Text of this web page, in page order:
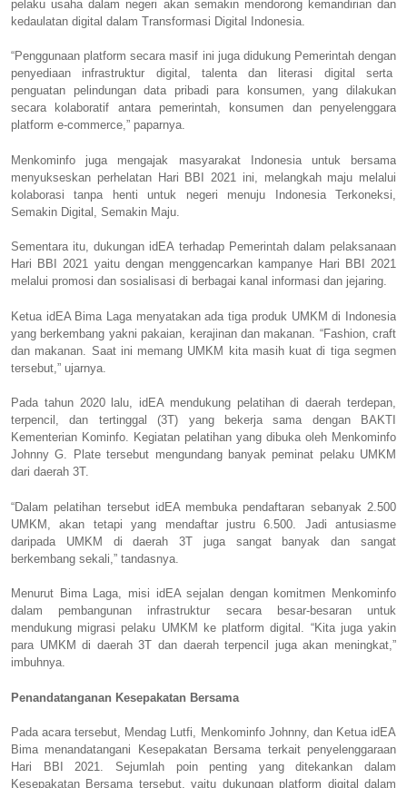
pelaku usaha dalam negeri akan semakin mendorong kemandirian dan
kedaulatan digital dalam Transformasi Digital Indonesia.
“Penggunaan platform secara masif ini juga didukung Pemerintah dengan
penyediaan infrastruktur digital, talenta dan literasi digital serta
penguatan pelindungan data pribadi para konsumen, yang dilakukan
secara kolaboratif antara pemerintah, konsumen dan penyelenggara
platform e-commerce,” paparnya.
Menkominfo juga mengajak masyarakat Indonesia untuk bersama
menyukseskan perhelatan Hari BBI 2021 ini, melangkah maju melalui
kolaborasi tanpa henti untuk negeri menuju Indonesia Terkoneksi,
Semakin Digital, Semakin Maju.
Sementara itu, dukungan idEA terhadap Pemerintah dalam pelaksanaan
Hari BBI 2021 yaitu dengan menggencarkan kampanye Hari BBI 2021
melalui promosi dan sosialisasi di berbagai kanal informasi dan jejaring.
Ketua idEA Bima Laga menyatakan ada tiga produk UMKM di Indonesia
yang berkembang yakni pakaian, kerajinan dan makanan. “Fashion, craft
dan makanan. Saat ini memang UMKM kita masih kuat di tiga segmen
tersebut,” ujarnya.
Pada tahun 2020 lalu, idEA mendukung pelatihan di daerah terdepan,
terpencil, dan tertinggal (3T) yang bekerja sama dengan BAKTI
Kementerian Kominfo. Kegiatan pelatihan yang dibuka oleh Menkominfo
Johnny G. Plate tersebut mengundang banyak peminat pelaku UMKM
dari daerah 3T.
“Dalam pelatihan tersebut idEA membuka pendaftaran sebanyak 2.500
UMKM, akan tetapi yang mendaftar justru 6.500. Jadi antusiasme
daripada UMKM di daerah 3T juga sangat banyak dan sangat
berkembang sekali,” tandasnya.
Menurut Bima Laga, misi idEA sejalan dengan komitmen Menkominfo
dalam pembangunan infrastruktur secara besar-besaran untuk
mendukung migrasi pelaku UMKM ke platform digital. “Kita juga yakin
para UMKM di daerah 3T dan daerah terpencil juga akan meningkat,”
imbuhnya.
Penandatanganan Kesepakatan Bersama
Pada acara tersebut, Mendag Lutfi, Menkominfo Johnny, dan Ketua idEA
Bima menandatangani Kesepakatan Bersama terkait penyelenggaraan
Hari BBI 2021. Sejumlah poin penting yang ditekankan dalam
Kesepakatan Bersama tersebut, yaitu dukungan platform digital dalam